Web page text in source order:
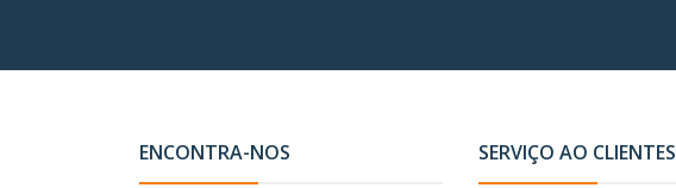
ENCONTRA-NOS SERVIÇO AO CLIENTES